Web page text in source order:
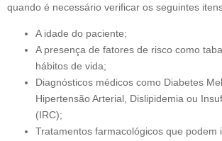
quando é necessário verificar os seguintes
A idade do paciente;
A presença de fatores de risco como
hábitos de vida;
Diagnósticos médicos como Diabetes
Hipertensão Arterial, Dislipidemia ou
(IRC);
Tratamentos farmacológicos que podem